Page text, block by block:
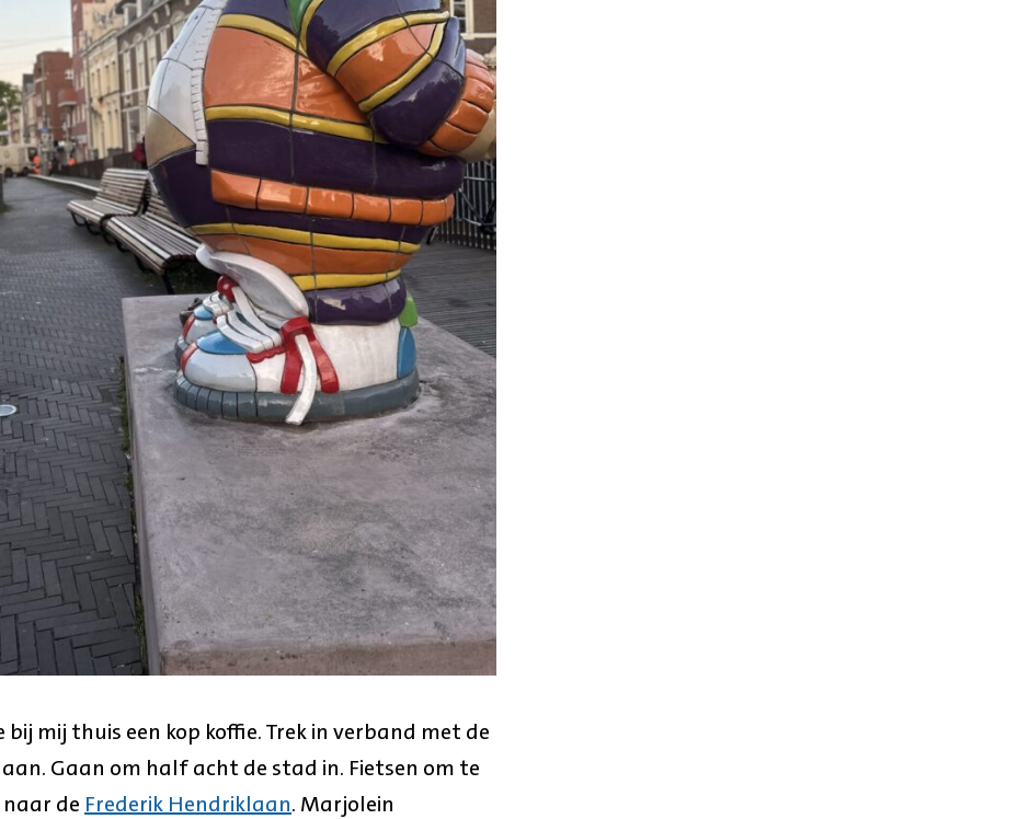
mij thuis een kop koffie. Trek in verband met de
Gaan om half acht de stad in. Fietsen om te
de Frederik Hendriklaan. Marjolein